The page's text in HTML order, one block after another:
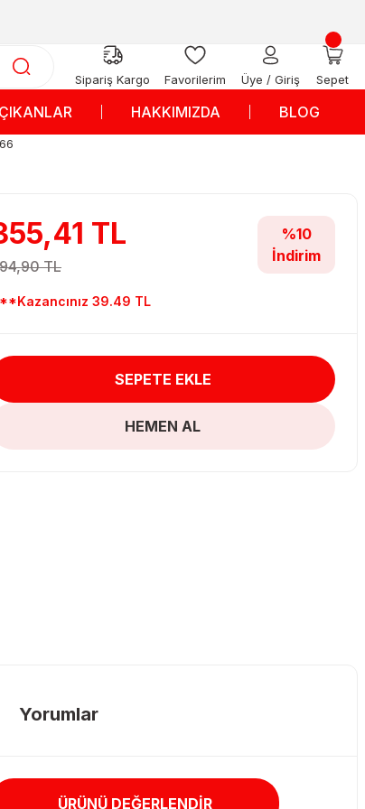
Sipariş Kargo Favorilerim Üye / Giriş Sepet
HAKKIMIZDA BLOG
TL
TL
39.49 TL
%10
İndirim
SEPETE EKLE
HEMEN AL
Yorumlar
ÜRÜNÜ DEĞERLENDİR